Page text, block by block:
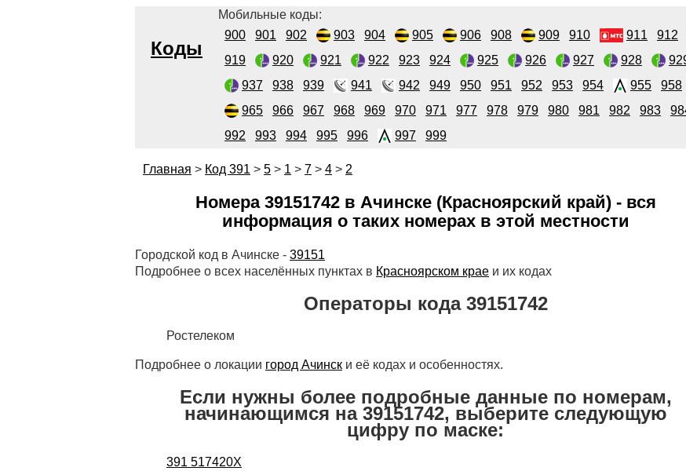
Коды
Мобильные коды:
900
901 902 903 904 905 906 908 909 910 911 912
919
920 921 922 923 924 925 926 927 928
937
938 939 941 942 949 950 951 952 953 954 955 958
965
966 967 968 969 970 971 977 978 979 980 981 982 983
992
993 994 995 996 997 999
Главная > Код 391 > 5 > 1 > 7 > 4 > 2
Номера 39151742 в Ачинске (Красноярский край) - вся
информация о таких номерах в этой местности
Городской код в Ачинске - 39151
Подробнее о всех населённых пунктах в Красноярском крае и их кодах
Операторы кода 39151742
Ростелеком
Подробнее о локации город Ачинск и её кодах и особенностях.
Если нужны более подробные данные по номерам,
начинающимся на 39151742, выберите следующую
цифру по маске:
391 517420X